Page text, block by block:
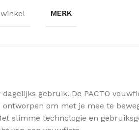
MERK
gebruik. De PACTO
om met je mee te
slimme technologie en